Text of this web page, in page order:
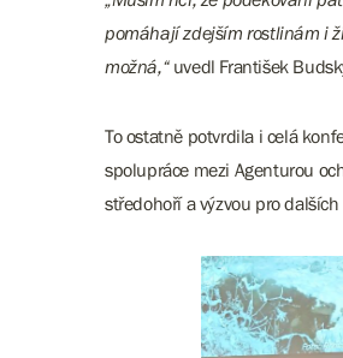
pomáhají zdejším rostlinám i
možná,“ uvedl František
To ostatně potvrdila i celá
spolupráce mezi Agenturou
středohoří a výzvou pro